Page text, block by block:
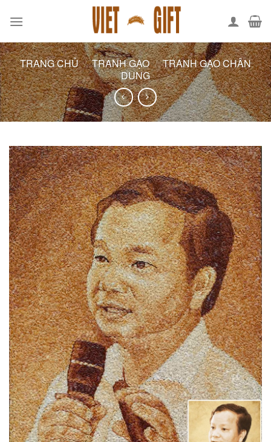
TRANG CHỦ / TRANH GẠO / TRANH GẠO CHÂN
DUNG